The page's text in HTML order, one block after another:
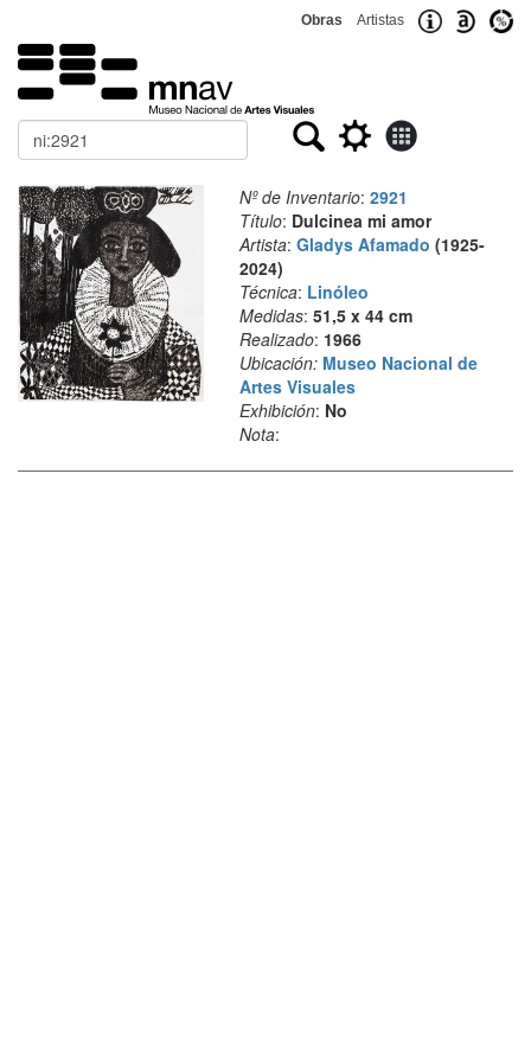
Obras Artistas
Buscar
Nº de Inventario: 2921
Título: Dulcinea mi amor
Artista: Gladys Afamado (1925-
2024)
Técnica: Linóleo
Medidas: 51,5 x 44 cm
Realizado: 1966
Ubicación: Museo Nacional de
Artes Visuales
Exhibición: No
Nota: